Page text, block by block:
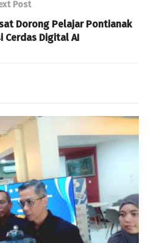
Post
Dorong Pelajar Pontianak
Cerdas Digital AI